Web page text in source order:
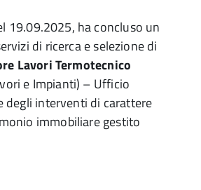
19.09.2025, ha concluso un
di ricerca e selezione di
Lavori Termotecnico
e Impianti) – Ufficio
degli interventi di carattere
immobiliare gestito